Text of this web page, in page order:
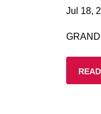
Jul 18,